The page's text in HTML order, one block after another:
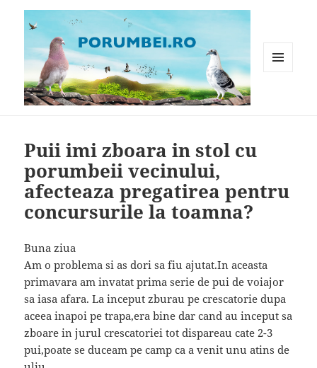
Puii imi zboara in stol cu
porumbeii vecinului,
afecteaza pregatirea pentru
concursurile la toamna?
Buna ziua
Am o problema si as dori sa fiu ajutat.In aceasta
primavara am invatat prima serie de pui de voiajor
sa iasa afara. La inceput zburau pe crescatorie dupa
aceea inapoi pe trapa,era bine dar cand au inceput sa
zboare in jurul crescatoriei tot dispareau cate 2-3
pui,poate se duceam pe camp ca a venit unu atins de